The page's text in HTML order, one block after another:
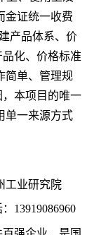
金证统一收费
产品体系、价
品化、价格标准
简单、 管理规
， 本项目的唯一
单一来源方式
工业研究院
13919086960